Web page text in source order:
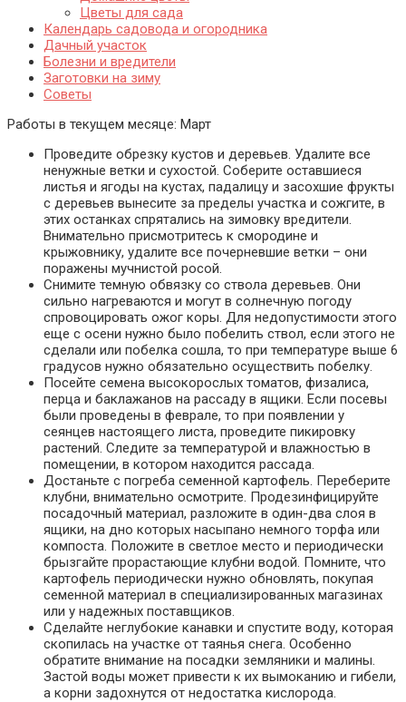
Цветы для сада
Календарь садовода и огородника
Дачный участок
Болезни и вредители
Заготовки на зиму
Советы
Работы в текущем месяце: Март
Проведите обрезку кустов и деревьев. Удалите все
ненужные ветки и сухостой. Соберите оставшиеся
листья и ягоды на кустах, падалицу и засохшие фрукты
с деревьев вынесите за пределы участка и сожгите, в
этих останках спрятались на зимовку вредители.
Внимательно присмотритесь к смородине и
крыжовнику, удалите все почерневшие ветки – они
поражены мучнистой росой.
Снимите темную обвязку со ствола деревьев. Они
сильно нагреваются и могут в солнечную погоду
спровоцировать ожог коры. Для недопустимости этого
еще с осени нужно было побелить ствол, если этого не
сделали или побелка сошла, то при температуре выше 6
градусов нужно обязательно осуществить побелку.
Посейте семена высокорослых томатов, физалиса,
перца и баклажанов на рассаду в ящики. Если посевы
были проведены в феврале, то при появлении у
сеянцев настоящего листа, проведите пикировку
растений. Следите за температурой и влажностью в
помещении, в котором находится рассада.
Достаньте с погреба семенной картофель. Переберите
клубни, внимательно осмотрите. Продезинфицируйте
посадочный материал, разложите в один-два слоя в
ящики, на дно которых насыпано немного торфа или
компоста. Положите в светлое место и периодически
брызгайте прорастающие клубни водой. Помните, что
картофель периодически нужно обновлять, покупая
семенной материал в специализированных магазинах
или у надежных поставщиков.
Сделайте неглубокие канавки и спустите воду, которая
скопилась на участке от таянья снега. Особенно
обратите внимание на посадки земляники и малины.
Застой воды может привести к их вымоканию и гибели,
а корни задохнутся от недостатка кислорода.